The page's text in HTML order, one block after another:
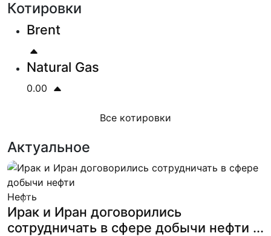
Котировки
Brent
Natural Gas
0.00
Все котировки
Актуальное
Нефть
Ирак и Иран договорились
сотрудничать в сфере добычи нефти ...
Previous